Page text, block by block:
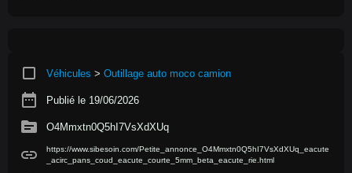
crop_square Véhicules > Outillage auto moco camion
date_range Publié le 19/06/2026
source O4Mmxtn0Q5hI7VsXdXUq
link
https://www.sibesoin.com/Petite_annonce_O4Mmxtn0Q5hI7VsXdXUq_eacute
_acirc_pans_coud_eacute_courte_5mm_beta_eacute_rie.html